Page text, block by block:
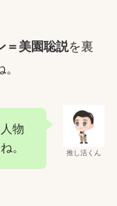
＝ 美園聡説を裏
推し活くん
物
。